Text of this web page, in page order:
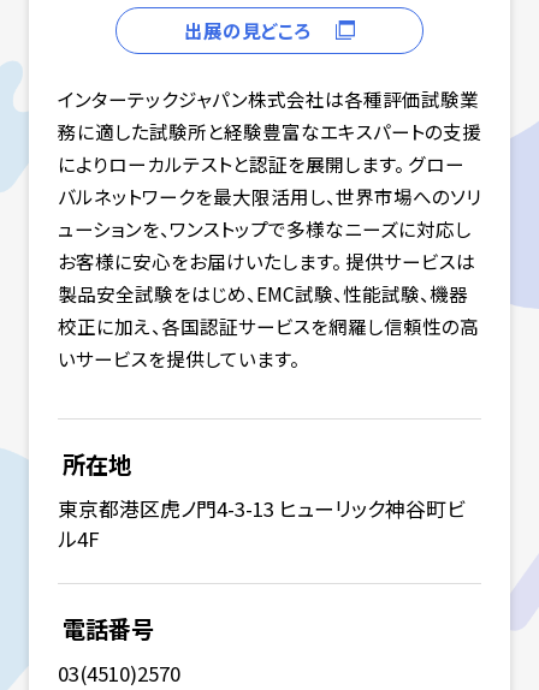
出展の見どころ
インターテックジャパン株式会社は各種評価試験業
務に適した試験所と経験豊富なエキスパートの支援
によりローカルテストと認証を展開します。 グロー
バルネットワークを最大限活用し、世界市場へのソリ
ューションを、ワンストップで多様なニーズに対応し
お客様に安心をお届けいたします。 提供サービスは
製品安全試験をはじめ、EMC試験、性能試験、機器
校正に加え、各国認証サービスを網羅し信頼性の高
いサービスを提供しています。
所在地
東京都港区虎ノ門4-3-13 ヒューリック神谷町ビ
ル4F
電話番号
03(4510)2570